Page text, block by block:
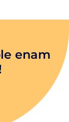
arvestuse.
enam